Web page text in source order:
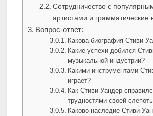
Сотрудничество с
артистами и грамматические
Вопрос-ответ:
Какова биография Стиви
Какие успехи добился
музыкальной индустрии?
Какими инструментами
играет?
Как Стиви Уандер
трудностями своей
Каково наследие Стиви